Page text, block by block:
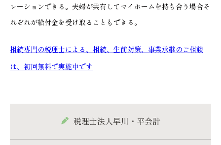
レーションできる。夫婦が共有してマイホームを持ち合う場合そ
れぞれが給付金を受け取ることもできる。
相続専門の税理士による、相続、生前対策、事業承継のご相談
は、初回無料で実施中です
税理士法人早川・平会計